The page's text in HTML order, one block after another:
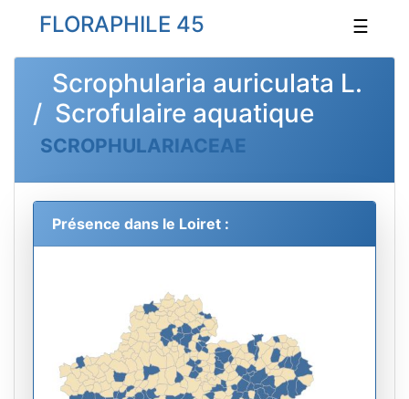
FLORAPHILE 45 ☰
Scrophularia auriculata L.
/ Scrofulaire aquatique
SCROPHULARIACEAE
Présence dans le Loiret :